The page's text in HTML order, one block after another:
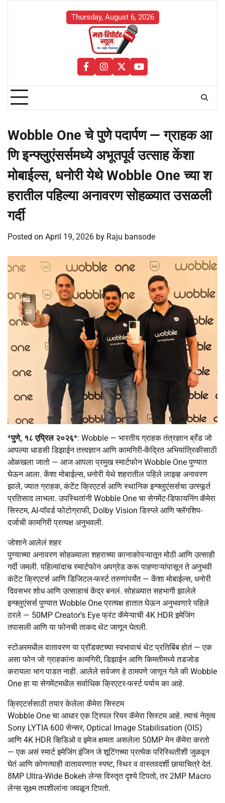
Thursday, August 6, 2026
facebookinstagram
twitteryoutube
Wobble One चे पुणे पदार्पण — ग्राहक आ
णि इन्फ्लुएंसर्समध्ये अभूतपूर्व उत्साह केंशा
मोबाईल्स, धनोरी येथे Wobble One च्या श
हरातील पहिल्या अनावरण सोहळ्यात उसळली
गर्दी
Posted on April 19, 2026 by Raju bansode
*पुणे, १८ एप्रिल २०२६*: Wobble — भारतीय ग्राहक तंत्रज्ञान ब्रँड जो
आपल्या धाडसी डिझाईन तत्त्वज्ञान आणि कामगिरी-केंद्रित अभियांत्रिकीसाठी
ओळखला जातो — आज आपला प्रमुख स्मार्टफोन Wobble One पुण्यात
घेऊन आला. केंशा मोबाईल्स, धनोरी येथे शहरातील पहिले लाइव्ह अनावरण
झाले, ज्यात ग्राहक, कंटेंट क्रिएटर्स आणि स्थानिक इन्फ्लुएंसर्सचा उत्स्फूर्त
प्रतिसाद लाभला. उपस्थितांनी Wobble One चा सेगमेंट-डिफायनिंग कॅमेरा
सिस्टम, AI-पॉवर्ड फोटोग्राफी, Dolby Vision डिस्प्ले आणि फ्लॅगशिप-
दर्जाची कामगिरी प्रत्यक्ष अनुभवली.
जोशाने आलेलं शहर
पुण्याच्या अनावरण सोहळ्याला शहराच्या कानाकोपऱ्यातून मोठी आणि उत्साही
गर्दी जमली. पहिल्यांदाच स्मार्टफोन अपग्रेड करू पाहणाऱ्यांपासून ते अनुभवी
कंटेंट क्रिएटर्स आणि डिजिटल-फर्स्ट तरुणांपर्यंत — केंशा मोबाईल्स, धनोरी
दिवसभर शोध आणि उत्साहाचं केंद्र बनलं. सोहळ्यात सहभागी झालेले
इन्फ्लुएंसर्स पुण्यात Wobble One प्रत्यक्ष हातात घेऊन अनुभवणारे पहिले
ठरले — 50MP Creator’s Eye फ्रंट कॅमेऱ्याची 4K HDR इमेजिंग
तपासली आणि या फोनची ताकद थेट जाणून घेतली.
स्टोअरमधील वातावरण या प्रॉडक्टच्या स्वभावाचं थेट प्रतिबिंब होतं — एक
असा फोन जो ग्राहकांना कामगिरी, डिझाईन आणि किमतीमध्ये तडजोड
करायला भाग पाडत नाही. आलेले सर्वजण हे ठामपणे जाणून गेले की Wobble
One हा या सेगमेंटमधील सर्वाधिक क्रिएटर-फर्स्ट पर्याय का आहे.
क्रिएटर्ससाठी तयार केलेला कॅमेरा सिस्टम
Wobble One चा आधार एक ट्रिपल रियर कॅमेरा सिस्टम आहे. त्याचं नेतृत्व
Sony LYTIA 600 सेन्सर, Optical Image Stabilisation (OIS)
आणि 4K HDR व्हिडिओ व इमेज क्षमता असलेला 50MP मेन कॅमेरा करतो
— एक असं स्मार्ट इमेजिंग इंजिन जे शूटिंगच्या प्रत्येक परिस्थितीशी जुळवून
घेतं आणि कोणत्याही वातावरणात स्पष्ट, स्थिर व वास्तवदर्शी छायाचित्रे देतं.
8MP Ultra-Wide Bokeh लेन्स विस्तृत दृश्ये टिपतो, तर 2MP Macro
लेन्स सूक्ष्म तपशीलांना जवळून टिपतो.